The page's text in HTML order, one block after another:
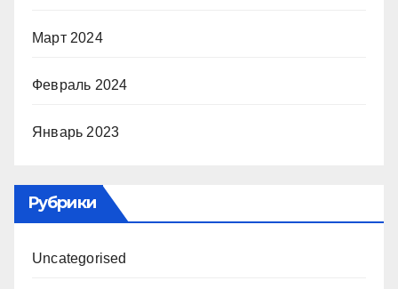
Март 2024
Февраль 2024
Январь 2023
Рубрики
Uncategorised